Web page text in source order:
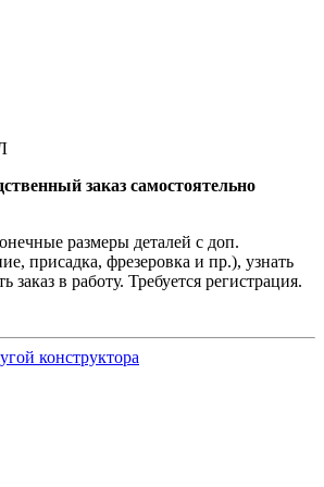
заказ самостоятельно
размеры деталей с доп.
присадка, фрезеровка и пр.), узнать
заказ в работу. Требуется регистрация.
конструктора